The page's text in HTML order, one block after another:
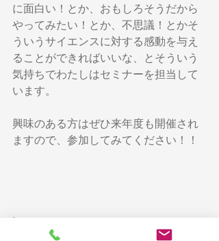
に面白い！とか、おもしろそうだから
やってみたい！とか、不思議！とかそ
ういうサイエンスに対する感動を与え
ることができればいいな、とそういう
気持ちでわたしはセミナーを担当して
います。
興味のある方はぜひ来年度も開催され
ますので、参加してみてください！！